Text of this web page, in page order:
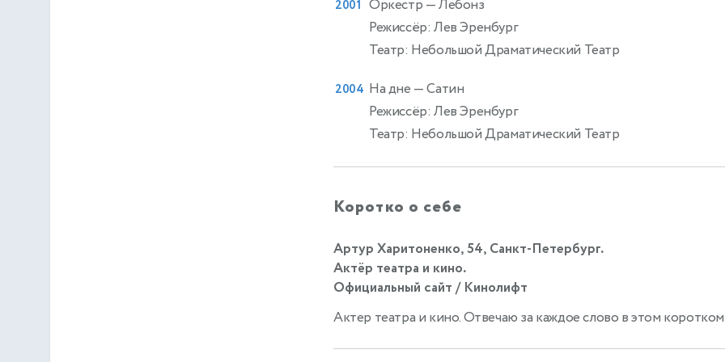
2001 Оркестр — Лебонз
Режиссёр: Лев Эренбург
Театр: Небольшой Драматический Театр
2004 На дне — Сатин
Режиссёр: Лев Эренбург
Театр: Небольшой Драматический Театр
Коротко о себе
Артур Харитоненко, 54, Санкт-Петербург.
Актёр театра и кино.
Официальный сайт / Кинолифт
Актер театра и кино. Отвечаю за каждое слово в этом